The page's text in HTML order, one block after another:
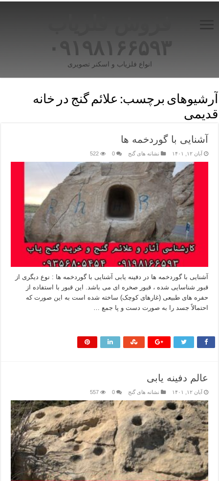
۰۹۱۹۸۱۶۶۵۹۳
انواع فلزیاب و اسکنر تصویری
آرشیوهای برچسب: علائم گنج در خانه
قدیمی
آشنایی با گوردخمه ها
آبان ۱۲, ۱۴۰۱ نشانه های گنج 0
522
آشنایی با گوردخمه ها در دفینه یابی آشنایی با گوردخمه ها : نوع دیگری از
قبور شناسایی شده ، قبور صخره ای می باشد. این قبور با استفاده از
حفره های طبیعی (غارهای کوچک) ساخته شده است به این صورت که
احتمالاً جسد را به صورت دست و پا جمع …
عالم دفینه یابی
آبان ۱۲, ۱۴۰۱ نشانه های گنج 0
557